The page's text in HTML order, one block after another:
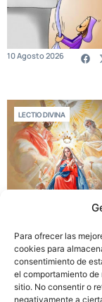
Para ofrecer las
cookies para
consentimiento de
el comportamiento
sitio. No consentir o
negativamente a
10 Agosto 2026
LECTIO DIVINA
LECTIO DIVINA